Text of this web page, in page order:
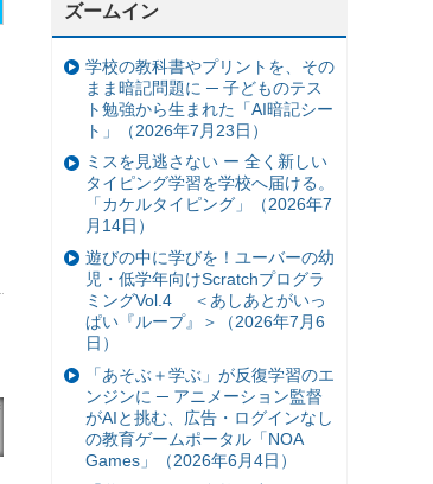
ズームイン
学校の教科書やプリントを、その
まま暗記問題に ─ 子どものテス
ト勉強から生まれた「AI暗記シー
ト」（2026年7月23日）
ミスを見逃さない ー 全く新しい
タイピング学習を学校へ届ける。
「カケルタイピング」（2026年7
月14日）
遊びの中に学びを！ユーバーの幼
児・低学年向けScratchプログラ
ミングVol.4 ＜あしあとがいっ
ぱい『ループ』＞（2026年7月6
日）
「あそぶ＋学ぶ」が反復学習のエ
ンジンに ─ アニメーション監督
がAIと挑む、広告・ログインなし
の教育ゲームポータル「NOA
Games」（2026年6月4日）